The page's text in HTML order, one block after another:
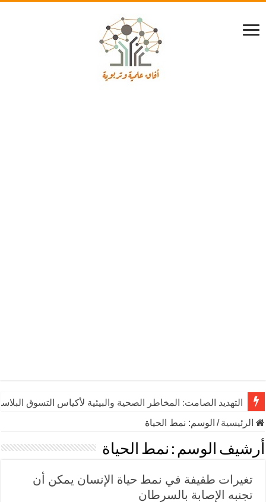
التهديد الصامت: المخاطر الصحية والبيئية لأكياس التسوق
الرئيسية/ الوسم: نمط الحياة
أرشيف الوسم : نمط الحياة
تغيرات طفيفة في نمط حياة الإنسان يمكن أن
تجنبه الإصابة بالسرطان